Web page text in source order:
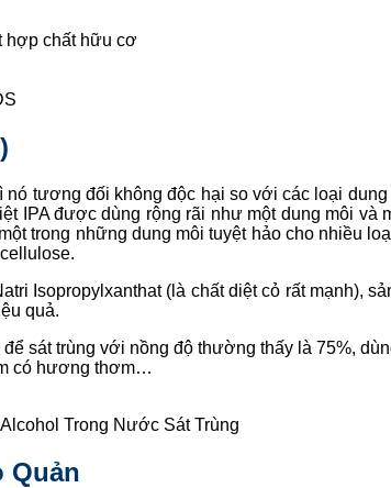
hợp chất hữu cơ
tương đối không độc hại so với các loại
IPA được dùng rộng rãi như một dung môi và
trong những dung môi tuyệt hảo cho nhiều
Isopropylxanthat (là chất diệt cỏ rất mạnh),
quả.
sát trùng với nồng độ thường thấy là 75%,
có hương thơm…
Alcohol Trong Nước Sát Trùng
Quản